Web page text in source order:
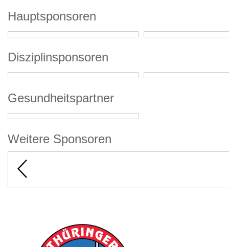
Hauptsponsoren
Disziplinsponsoren
Gesundheitspartner
Weitere Sponsoren